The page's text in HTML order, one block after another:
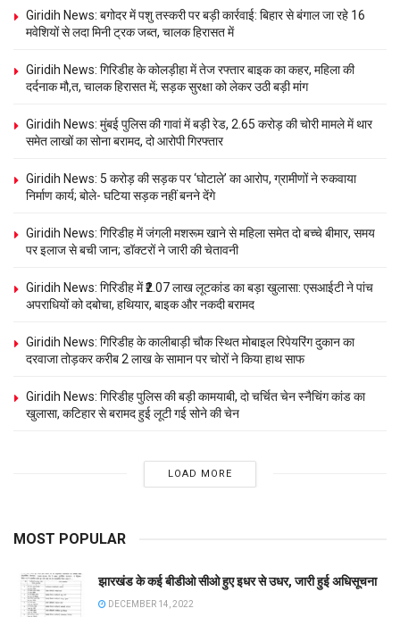
Giridih News: बगोदर में पशु तस्करी पर बड़ी कार्रवाई: बिहार से बंगाल जा रहे 16
मवेशियों से लदा मिनी ट्रक जब्त, चालक हिरासत में
Giridih News: गिरिडीह के कोलड़ीहा में तेज रफ्तार बाइक का कहर, महिला की
दर्दनाक मौ,त, चालक हिरासत में; सड़क सुरक्षा को लेकर उठी बड़ी मांग
Giridih News: मुंबई पुलिस की गावां में बड़ी रेड, 2.65 करोड़ की चोरी मामले में थार
समेत लाखों का सोना बरामद, दो आरोपी गिरफ्तार
Giridih News: 5 करोड़ की सड़क पर ‘घोटाले’ का आरोप, ग्रामीणों ने रुकवाया
निर्माण कार्य; बोले- घटिया सड़क नहीं बनने देंगे
Giridih News: गिरिडीह में जंगली मशरूम खाने से महिला समेत दो बच्चे बीमार, समय
पर इलाज से बची जान; डॉक्टरों ने जारी की चेतावनी
Giridih News: गिरिडीह में ₹2.07 लाख लूटकांड का बड़ा खुलासा: एसआईटी ने पांच
अपराधियों को दबोचा, हथियार, बाइक और नकदी बरामद
Giridih News: गिरिडीह के कालीबाड़ी चौक स्थित मोबाइल रिपेयरिंग दुकान का
दरवाजा तोड़कर करीब 2 लाख के सामान पर चोरों ने किया हाथ साफ
Giridih News: गिरिडीह पुलिस की बड़ी कामयाबी, दो चर्चित चेन स्नैचिंग कांड का
खुलासा, कटिहार से बरामद हुई लूटी गई सोने की चेन
LOAD MORE
MOST POPULAR
झारखंड के कई बीडीओ सीओ हुए इधर से उधर, जारी हुई अधिसूचना
DECEMBER 14, 2022